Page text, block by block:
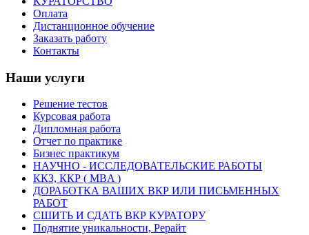
Оплата
Дистанционное обучение
Заказать работу
Контакты
Наши услуги
Решение тестов
Курсовая работа
Дипломная работа
Отчет по практике
Бизнес практикум
НАУЧНО - ИССЛЕДОВАТЕЛЬСКИЕ РАБОТЫ
ККЗ, ККР ( MBA )
ДОРАБОТКА ВАШИХ ВКР ИЛИ ПИСЬМЕННЫХ
РАБОТ
СШИТЬ И СДАТЬ ВКР КУРАТОРУ
Поднятие уникальности, Рерайт